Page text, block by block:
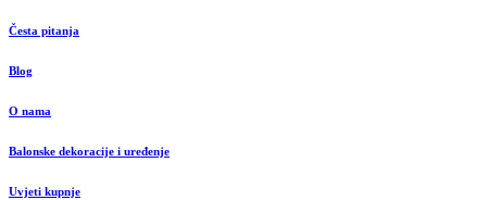
Česta pitanja
Blog
O nama
Balonske dekoracije i uređenje
Uvjeti kupnje